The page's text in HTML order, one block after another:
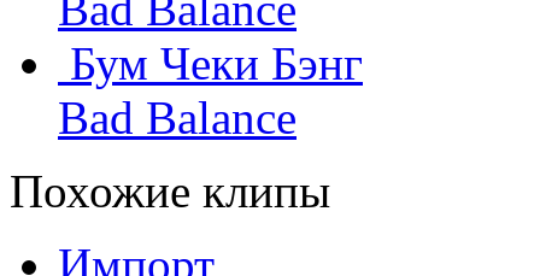
Бум Чеки Бэнг
Bad Balance
Похожие клипы
Импорт